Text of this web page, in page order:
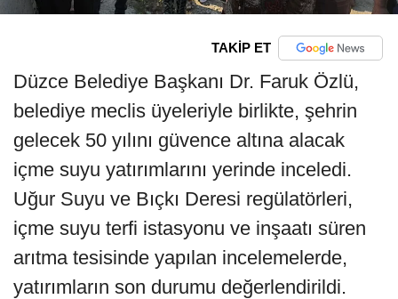
TAKİP ET
Düzce Belediye Başkanı Dr. Faruk Özlü,
belediye meclis üyeleriyle birlikte, şehrin
gelecek 50 yılını güvence altına alacak
içme suyu yatırımlarını yerinde inceledi.
Uğur Suyu ve Bıçkı Deresi regülatörleri,
içme suyu terfi istasyonu ve inşaatı süren
arıtma tesisinde yapılan incelemelerde,
yatırımların son durumu değerlendirildi.